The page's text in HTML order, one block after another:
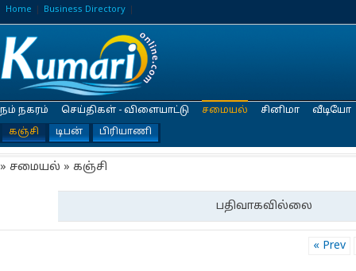
Home Business Directory
நம் நகரம் செய்திகள் - விளையாட்டு
சமையல்
கஞ்சி
டிபன் பிரியாணி
சினிமா வீடியோ
» சமையல் » கஞ்சி
பதிவாகவில்லை
« Prev